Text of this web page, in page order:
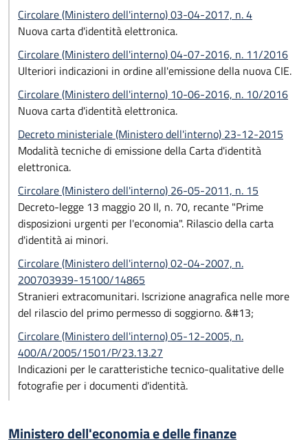
Circolare (Ministero dell'interno) 03-04-2017, n. 4
Nuova carta d'identità elettronica.
Circolare (Ministero dell'interno) 04-07-2016, n. 11/2016
Ulteriori indicazioni in ordine all'emissione della nuova CIE.
Circolare (Ministero dell'interno) 10-06-2016, n. 10/2016
Nuova carta d'identità elettronica.
Decreto ministeriale (Ministero dell'interno) 23-12-2015
Modalità tecniche di emissione della Carta d'identità
elettronica.
Circolare (Ministero dell'interno) 26-05-2011, n. 15
Decreto-legge 13 maggio 20 Il, n. 70, recante "Prime
disposizioni urgenti per l'economia". Rilascio della carta
d'identità ai minori.
Circolare (Ministero dell'interno) 02-04-2007, n.
200703939-15100/14865
Stranieri extracomunitari. Iscrizione anagrafica nelle more
del rilascio del primo permesso di soggiorno. &#13;
Circolare (Ministero dell'interno) 05-12-2005, n.
400/A/2005/1501/P/23.13.27
Indicazioni per le caratteristiche tecnico-qualitative delle
fotografie per i documenti d'identità.
Ministero dell'economia e delle finanze